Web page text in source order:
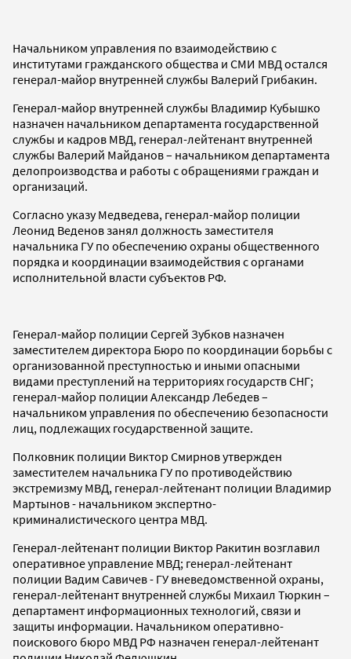
Начальником управления по взаимодействию с
институтами гражданского общества и СМИ МВД остался
генерал-майор внутренней службы Валерий Грибакин.
Генерал-майор внутренней службы Владимир Кубышко
назначен начальником департамента государственной
службы и кадров МВД, генерал-лейтенант внутренней
службы Валерий Майданов – начальником департамента
делопроизводства и работы с обращениями граждан и
организаций.
Согласно указу Медведева, генерал-майор полиции
Леонид Веденов занял должность заместителя
начальника ГУ по обеспечению охраны общественного
порядка и координации взаимодействия с органами
исполнительной власти субъектов РФ.
Генерал-майор полиции Сергей Зубков назначен
заместителем директора Бюро по координации борьбы с
организованной преступностью и иными опасными
видами преступлений на территориях государств СНГ;
генерал-майор полиции Александр Лебедев –
начальником управления по обеспечению безопасности
лиц, подлежащих государственной защите.
Полковник полиции Виктор Смирнов утвержден
заместителем начальника ГУ по противодействию
экстремизму МВД, генерал-лейтенант полиции Владимир
Мартынов - начальником экспертно-
криминалистического центра МВД.
Генерал-лейтенант полиции Виктор Ракитин возглавил
оперативное управление МВД; генерал-лейтенант
полиции Вадим Савичев - ГУ вневедомственной охраны,
генерал-лейтенант внутренней службы Михаил Тюркин –
департамент информационных технологий, связи и
защиты информации. Начальником оперативно-
поискового бюро МВД РФ назначен генерал-лейтенант